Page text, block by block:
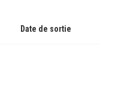
Date de sortie